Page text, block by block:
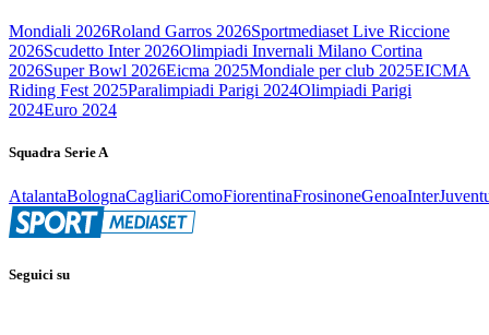
Mondiali 2026Roland Garros 2026Sportmediaset Live Riccione
2026Scudetto Inter 2026Olimpiadi Invernali Milano Cortina
2026Super Bowl 2026Eicma 2025Mondiale per club 2025EICMA
Riding Fest 2025Paralimpiadi Parigi 2024Olimpiadi Parigi
2024Euro 2024
Squadra Serie A
AtalantaBolognaCagliariComoFiorentinaFrosinoneGenoaInter
Seguici su